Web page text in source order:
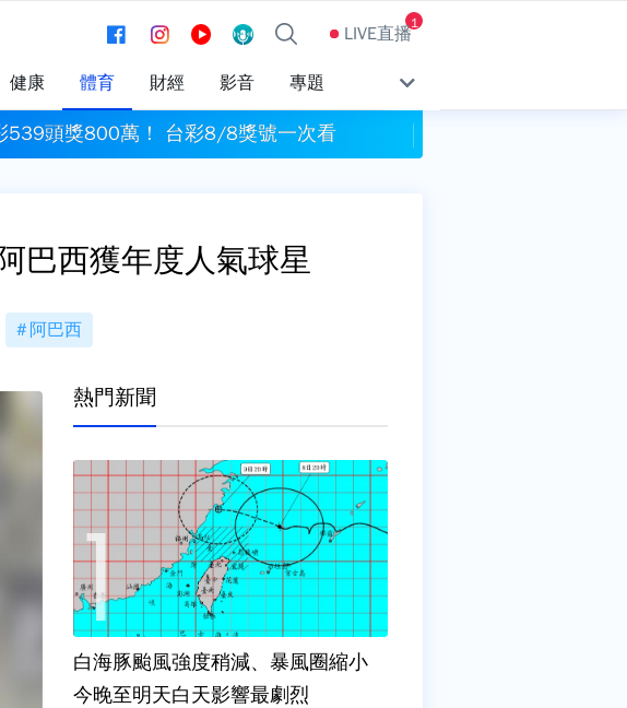
LIVE直播1
健康 體育 財經 影音 專題
539頭獎800萬！ 台彩8/8獎號一次看
巴西獲年度人氣球星
阿巴西
熱門新聞
白海豚颱風強度稍減、暴風圈縮小
今晚至明天白天影響最劇烈